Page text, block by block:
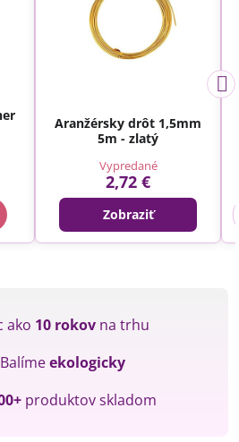
Aranžérsky drôt 1,5mm
5m - zlatý
Vypredané
2,72 €
Zobraziť
ako 10 rokov na trhu
Balímeekologicky
produktov skladom